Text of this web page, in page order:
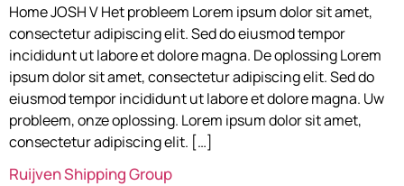
Home JOSH V Het probleem Lorem ipsum dolor sit amet,
consectetur adipiscing elit. Sed do eiusmod tempor
incididunt ut labore et dolore magna. De oplossing Lorem
ipsum dolor sit amet, consectetur adipiscing elit. Sed do
eiusmod tempor incididunt ut labore et dolore magna. Uw
probleem, onze oplossing. Lorem ipsum dolor sit amet,
consectetur adipiscing elit. […]
Ruijven Shipping Group